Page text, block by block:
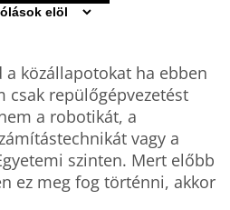
csak repülőgépvezetést
a robotikát, a
vagy a
szinten. Mert előbb
ez meg fog történni, akkor